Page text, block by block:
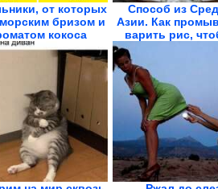
от которых
бризом и
кокоса
Способ из
Азии. Как
варить рис,